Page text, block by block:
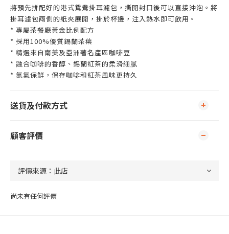
將預先拼配好的港式鴛鴦掛耳濾包，撕開封口後可以直接沖泡。將
掛耳濾包兩側的紙夾展開，掛於杯邊，注入熱水即可飲用。
* 專屬茶餐廳黃金比例配方
* 採用100%優質錫蘭茶葉
* 精選來自南美及亞洲著名產區咖啡豆
* 融合咖啡的香醇、錫蘭紅茶的柔滑细腻
* 氮氣保鮮，保存咖啡和紅茶風味更持久
送貨及付款方式
顧客評價
尚未有任何評價